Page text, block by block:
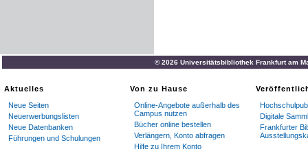
© 2026 Universitätsbibliothek Frankfurt am
Aktuelles
Neue Seiten
Neuerwerbungslisten
Neue Datenbanken
Führungen und Schulungen
Von zu Hause
Online-Angebote außerhalb des
Campus nutzen
Bücher online bestellen
Verlängern, Konto abfragen
Hilfe zu Ihrem Konto
Digitale
Frankfurter